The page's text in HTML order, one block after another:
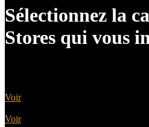
Sélectionnez la
Stores qui vous
Voir
Voir